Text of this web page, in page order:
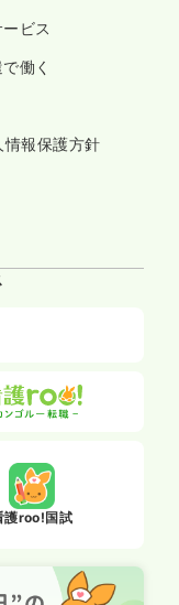
ビス
働く
報保護方針
護roo!国試